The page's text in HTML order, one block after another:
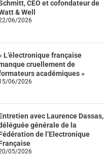
CEO et cofondateur de
& Well
06/2026
L’électronique française
cruellement de
académiques »
06/2026
avec Laurence Dassas,
générale de la
de l’Electronique
05/2026